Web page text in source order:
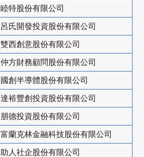
睦特股份有限公司
呂氏開發投資股份有限公司
雙西創意股份有限公司
仲方財務顧問股份有限公司
國創半導體股份有限公司
達裕豐創投資股份有限公司
朋德投資股份有限公司
富蘭克林金融科技股份有限公司
助人社企股份有限公司